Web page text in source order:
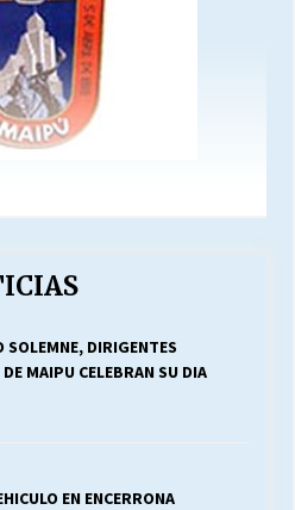
SOLEMNE, DIRIGENTES
MAIPU CELEBRAN SU DIA
EN ENCERRONA